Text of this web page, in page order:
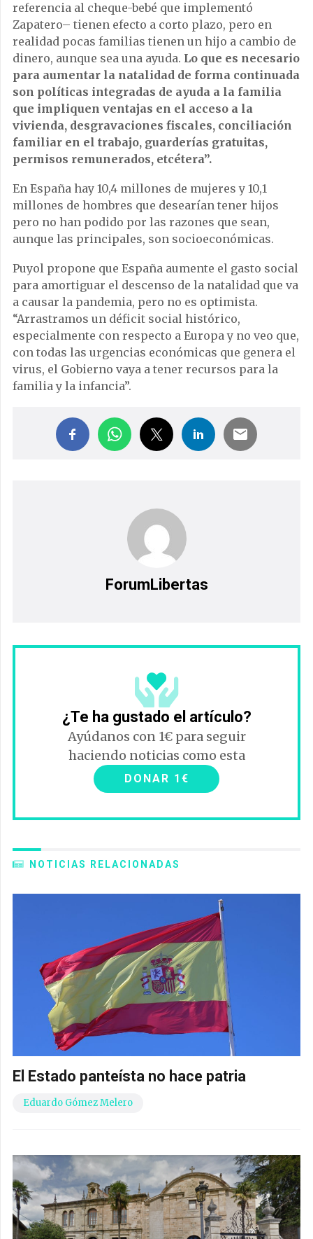
referencia al cheque-bebé que implementó
Zapatero– tienen efecto a corto plazo, pero en
realidad pocas familias tienen un hijo a cambio de
dinero, aunque sea una ayuda. Lo que es necesario
para aumentar la natalidad de forma continuada
son políticas integradas de ayuda a la familia
que impliquen ventajas en el acceso a la
vivienda, desgravaciones fiscales, conciliación
familiar en el trabajo, guarderías gratuitas,
permisos remunerados, etcétera”.
En España hay 10,4 millones de mujeres y 10,1
millones de hombres que desearían tener hijos
pero no han podido por las razones que sean,
aunque las principales, son socioeconómicas.
Puyol propone que España aumente el gasto social
para amortiguar el descenso de la natalidad que va
a causar la pandemia, pero no es optimista.
“Arrastramos un déficit social histórico,
especialmente con respecto a Europa y no veo que,
con todas las urgencias económicas que genera el
virus, el Gobierno vaya a tener recursos para la
familia y la infancia”.
ForumLibertas
¿Te ha gustado el artículo?
Ayúdanos con 1€ para seguir
haciendo noticias como esta
DONAR 1€
NOTICIAS RELACIONADAS
El Estado panteísta no hace patria
Eduardo Gómez Melero